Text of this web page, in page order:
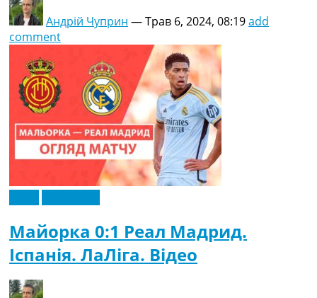
Андрій Чуприн —Трав 6, 2024, 08:19add
comment
Майорка 0:1 Реал Мадрид.
Іспанія. ЛаЛіга. Відео